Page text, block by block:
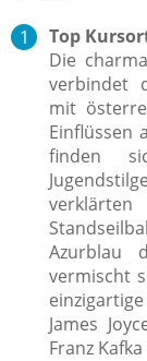
Top
Die
verbindet
mit
Einflüssen
finden
Azurblau
vermischt
James
Franz